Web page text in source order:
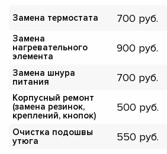
Замена термостата 700
Замена
нагревательного
элемента
900
Замена шнура
питания
700
Корпусный ремонт
(замена резинок,
креплений, кнопок)
500
Очистка подошвы
утюга
550